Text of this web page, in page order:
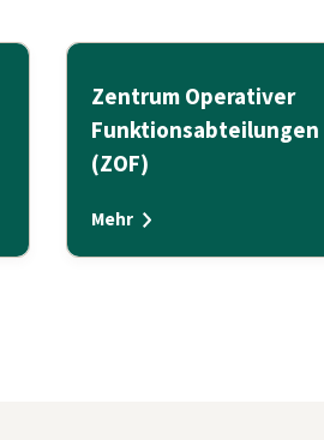
Zentrum Operativer
Funktionsabteilungen
(ZOF)
Mehr